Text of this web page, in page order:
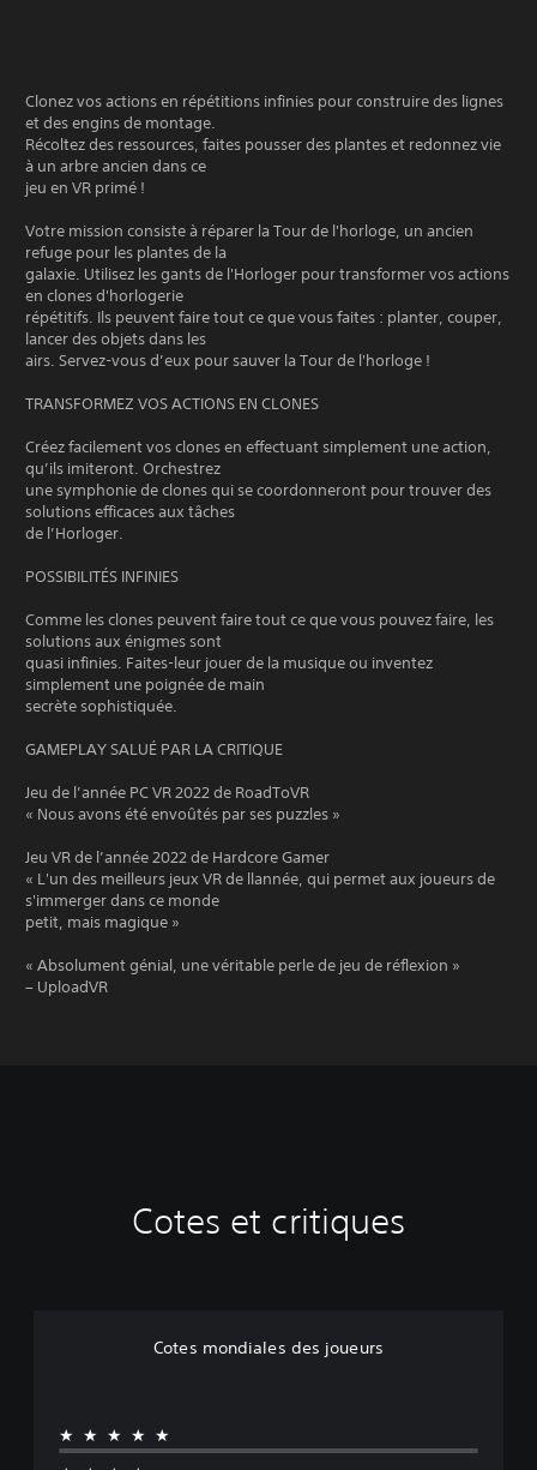
Clonez vos actions en répétitions infinies pour construire des lignes
et des engins de montage.
Récoltez des ressources, faites pousser des plantes et redonnez vie
à un arbre ancien dans ce
jeu en VR primé !
Votre mission consiste à réparer la Tour de l'horloge, un ancien
refuge pour les plantes de la
galaxie. Utilisez les gants de l'Horloger pour transformer vos actions
en clones d'horlogerie
répétitifs. Ils peuvent faire tout ce que vous faites : planter, couper,
lancer des objets dans les
airs. Servez-vous d’eux pour sauver la Tour de l'horloge !
TRANSFORMEZ VOS ACTIONS EN CLONES
Créez facilement vos clones en effectuant simplement une action,
qu’ils imiteront. Orchestrez
une symphonie de clones qui se coordonneront pour trouver des
solutions efficaces aux tâches
de l’Horloger.
POSSIBILITÉS INFINIES
Comme les clones peuvent faire tout ce que vous pouvez faire, les
solutions aux énigmes sont
quasi infinies. Faites-leur jouer de la musique ou inventez
simplement une poignée de main
secrète sophistiquée.
GAMEPLAY SALUÉ PAR LA CRITIQUE
Jeu de l’année PC VR 2022 de RoadToVR
« Nous avons été envoûtés par ses puzzles »
Jeu VR de l’année 2022 de Hardcore Gamer
« L'un des meilleurs jeux VR de llannée, qui permet aux joueurs de
s'immerger dans ce monde
petit, mais magique »
« Absolument génial, une véritable perle de jeu de réflexion »
– UploadVR
Cotes et critiques
Cotes mondiales des joueurs
★★★★★